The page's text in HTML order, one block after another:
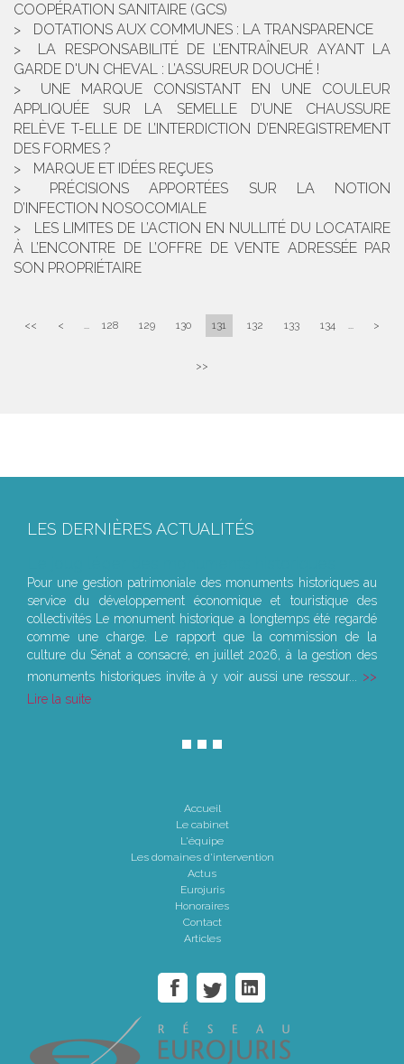
COOPÉRATION SANITAIRE (GCS)
DOTATIONS AUX COMMUNES : LA TRANSPARENCE
LA RESPONSABILITÉ DE L’ENTRAÎNEUR AYANT LA
GARDE D'UN CHEVAL : L’ASSUREUR DOUCHÉ !
UNE MARQUE CONSISTANT EN UNE COULEUR
APPLIQUÉE SUR LA SEMELLE D’UNE CHAUSSURE
RELÈVE T-ELLE DE L’INTERDICTION D’ENREGISTREMENT
DES FORMES ?
MARQUE ET IDÉES REÇUES
PRÉCISIONS APPORTÉES SUR LA NOTION
D’INFECTION NOSOCOMIALE
LES LIMITES DE L’ACTION EN NULLITÉ DU LOCATAIRE
À L’ENCONTRE DE L’OFFRE DE VENTE ADRESSÉE PAR
SON PROPRIÉTAIRE
<< < ... 128 129 130 131 132 133 134 ... >
>>
LES DERNIÈRES ACTUALITÉS
Pour une gestion patrimoniale des monuments historiques au
service du développement économique et touristique des
collectivités Le monument historique a longtemps été regardé
comme une charge. Le rapport que la commission de la
culture du Sénat a consacré, en juillet 2026, à la gestion des
monuments historiques invite à y voir aussi une ressour...
Lire la suite
Accueil
Le cabinet
L'équipe
Les domaines d'intervention
Actus
Eurojuris
Honoraires
Contact
Articles